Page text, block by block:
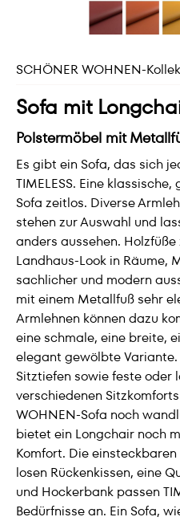
SCHÖNER WOHNEN-
Sofa mit
Polstermöbel mit
Es gibt ein Sofa, das sich
TIMELESS. Eine
Sofa zeitlos. Diverse
stehen zur Auswahl und
anders aussehen.
Landhaus-Look in Räume,
sachlicher und modern
mit einem Metallfuß sehr
Armlehnen können dazu
eine schmale, eine breite,
elegant gewölbte Variante.
Sitztiefen sowie feste oder
verschiedenen
WOHNEN-Sofa noch
bietet ein Longchair noch
Komfort. Die
losen Rückenkissen, eine
und Hockerbank passen
Bedürfnisse an. Ein Sofa,